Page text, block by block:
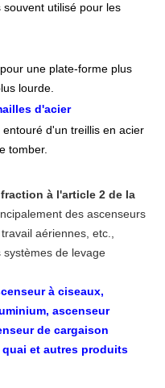
utilisé pour les
une plate-forme plus
lourde.
d'acier
d'un treillis en acier
tomber.
à l'article 2 de la
des ascenseurs
aériennes, etc.,
de levage
à ciseaux,
ascenseur
de cargaison
et autres produits